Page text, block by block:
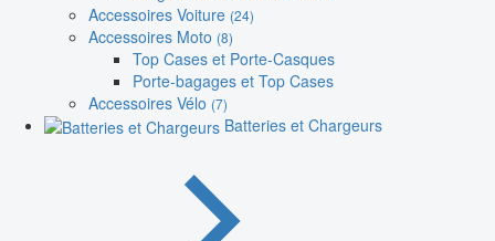
Accessoires Voiture (24)
Accessoires Moto (8)
Top Cases et Porte-Casques
Porte-bagages et Top Cases
Accessoires Vélo (7)
Batteries et Chargeurs